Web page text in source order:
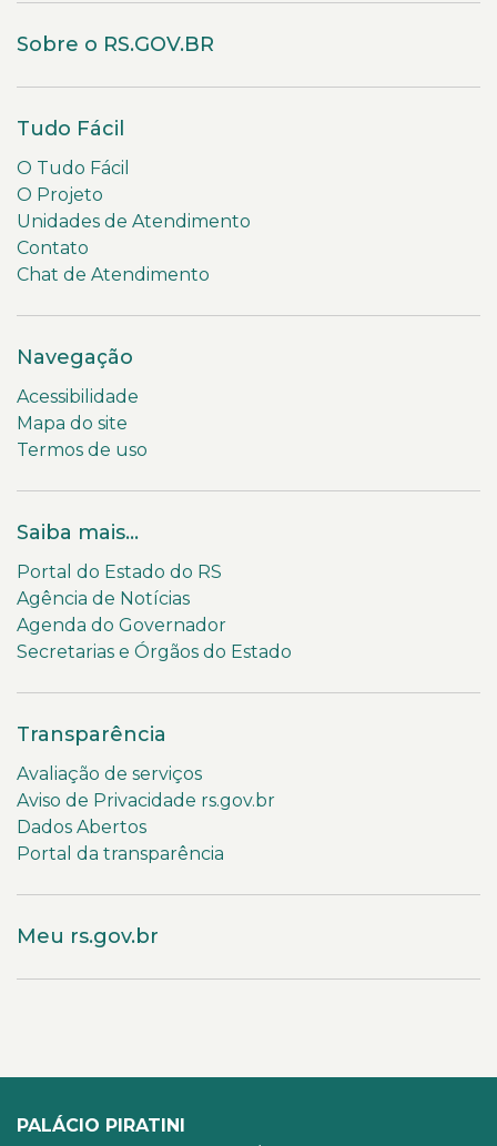
Sobre o RS.GOV.BR
Tudo Fácil
O Tudo Fácil
O Projeto
Unidades de Atendimento
Contato
Chat de Atendimento
Navegação
Acessibilidade
Mapa do site
Termos de uso
Saiba mais...
Portal do Estado do RS
Agência de Notícias
Agenda do Governador
Secretarias e Órgãos do Estado
Transparência
Avaliação de serviços
Aviso de Privacidade rs.gov.br
Dados Abertos
Portal da transparência
Meu rs.gov.br
PALÁCIO PIRATINI